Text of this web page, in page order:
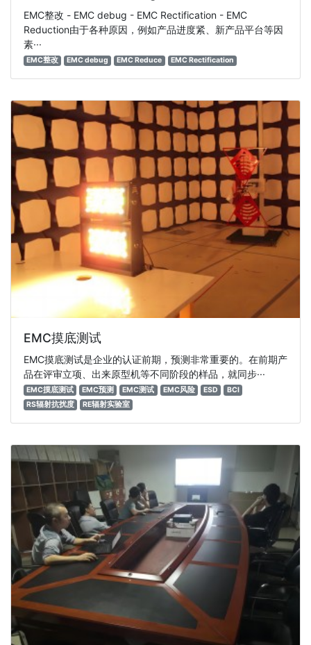
EMC整改 - EMC debug - EMC Rectification - EMC
Reduction由于各种原因，例如产品进度紧、新产品平台等因
素···
EMC整改 EMC debug EMC Reduce EMC Rectification
EMC摸底测试
EMC摸底测试是企业的认证前期，预测非常重要的。在前期产
品在评审立项、出来原型机等不同阶段的样品，就同步···
EMC摸底测试 EMC预测 EMC测试 EMC风险 ESD
BCI
RS辐射抗扰度
RE辐射实验室